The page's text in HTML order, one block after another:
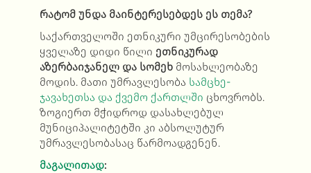
რატომ უნდა მაინტერესებდეს ეს თემა?
საქართველოში ეთნიკური უმცირესობების
ყველაზე დიდი წილი ეთნიკურად
აზერბაიჯანელ და სომეხმოსახლეობაზე
მოდის. მათი უმრავლესობა სამცხე-
ჯავახეთსა და ქვემო ქართლში ცხოვრობს.
ზოგიერთ მჭიდროდ დასახლებულ
მუნიციპალიტეტში კი აბსოლუტურ
უმრავლესობასაც წარმოადგენენ.
მაგალითად: